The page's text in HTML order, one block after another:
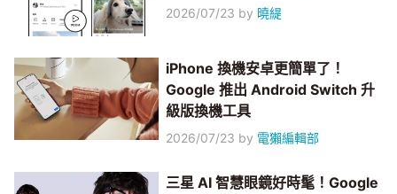
2026/07/23 by 曉緹
iPhone 換機安卓更簡單了！
Google 推出 Android Switch 升
級版換機工具
2026/07/23 by 電獺編輯部
三星 AI 智慧眼鏡好時髦！Google